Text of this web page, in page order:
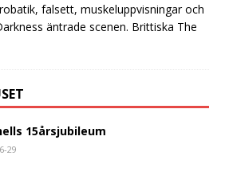
falsett, muskeluppvisningar och
äntrade scenen. Brittiska The
15årsjubileum
29